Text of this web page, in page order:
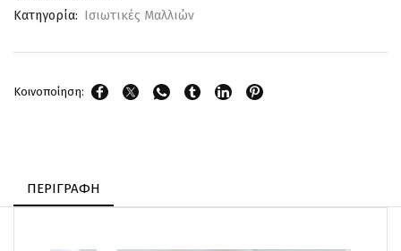
Κατηγορία: Ισιωτικές Μαλλιών
Κοινοποίηση:
ΠΕΡΙΓΡΑΦΉ